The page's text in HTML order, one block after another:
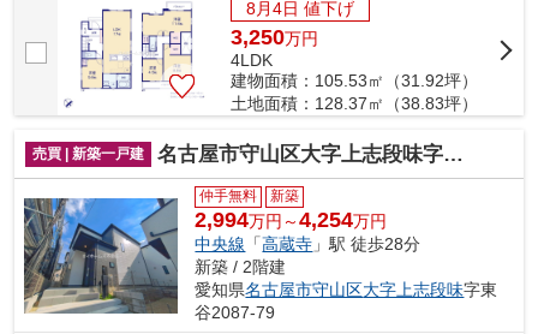
8月4日 値下げ
3,250万円
4LDK
建物面積：105.53㎡（31.92坪）
土地面積：128.37㎡（38.83坪）
売買 | 新築一戸建 名古屋市守山区大字上志段味字東谷2087『仲介料無料』新築戸建て
仲手無料 新築
2,994万円～4,254万円
中央線 「高蔵寺 」駅 徒歩28分
新築 / 2階建
愛知県名古屋市守山区大字上志段味字東
谷2087-79